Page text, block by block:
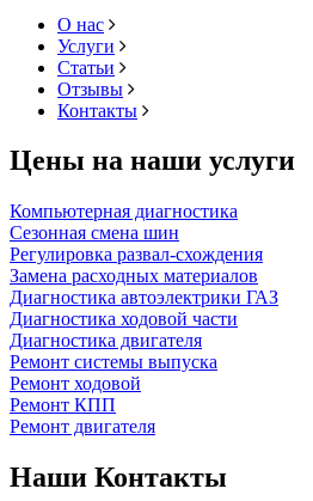
О нас
Услуги
Статьи
Отзывы
Контакты
Цены на наши услуги
Компьютерная диагностика
Сезонная смена шин
Регулировка развал-схождения
Замена расходных материалов
Диагностика автоэлектрики ГАЗ
Диагностика ходовой части
Диагностика двигателя
Ремонт системы выпуска
Ремонт ходовой
Ремонт КПП
Ремонт двигателя
Наши Контакты